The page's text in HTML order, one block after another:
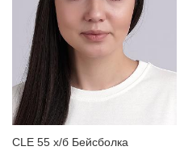
CLE 55 х/б Бейсболка